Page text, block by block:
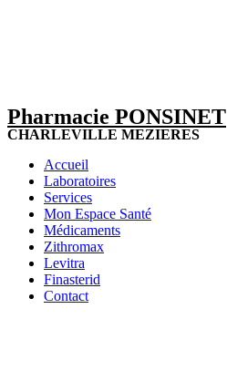
Pharmacie PONSINET
CHARLEVILLE MEZIERES
Accueil
Laboratoires
Services
Mon Espace Santé
Médicaments
Zithromax
Levitra
Finasterid
Contact